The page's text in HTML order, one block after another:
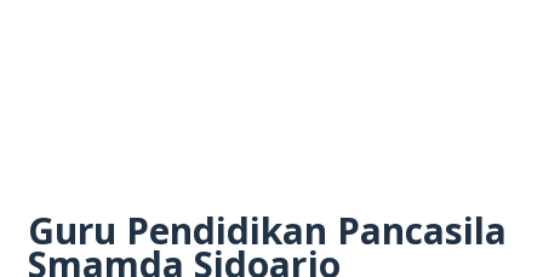
Guru Pendidikan Pancasila
Smamda Sidoarjo